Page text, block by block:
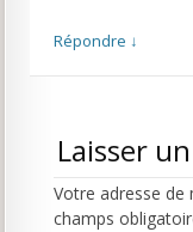
Répondre ↓
Laisser
Votre adresse de
champs